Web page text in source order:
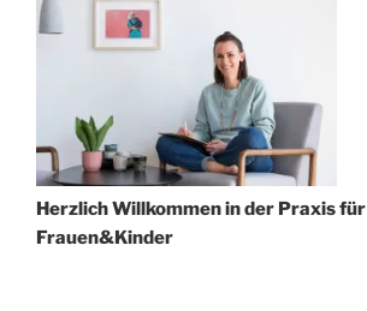
Herzlich Willkommen in der Praxis für
Frauen&Kinder